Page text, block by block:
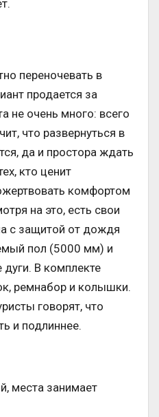
переночевать в
продается за
не очень много: всего
что развернуться в
да и простора ждать
кто ценит
комфортом
на это, есть свои
с защитой от дождя
пол (5000 мм) и
В комплекте
ремнабор и колышки.
говорят, что
и подлиннее.
места занимает